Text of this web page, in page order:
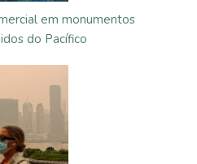
em monumentos
do Pacífico